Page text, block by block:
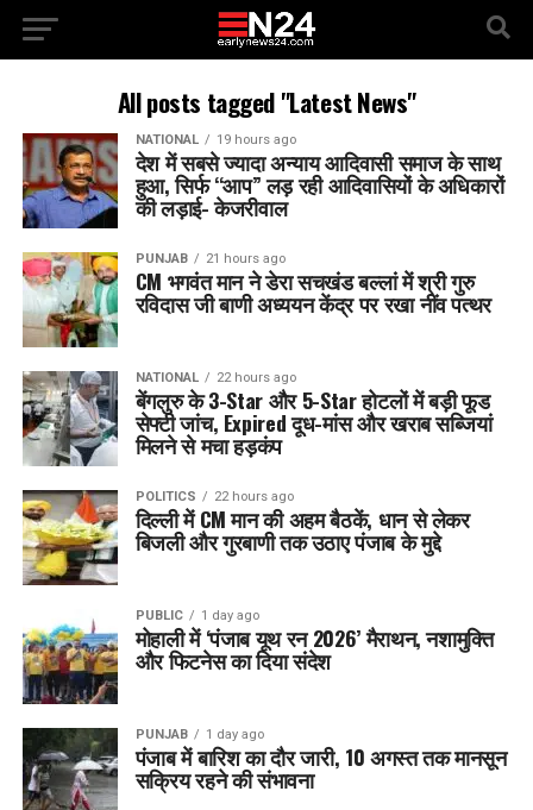
All posts tagged "Latest News"
NATIONAL 19 hours ago
देश में सबसे ज्यादा अन्याय आदिवासी समाज के साथ
हुआ, सिर्फ ‘‘आप’’ लड़ रही आदिवासियों के अधिकारों
की लड़ाई- केजरीवाल
PUNJAB 21 hours ago
CM भगवंत मान ने डेरा सचखंड बल्लां में श्री गुरु
रविदास जी बाणी अध्ययन केंद्र पर रखा नींव पत्थर
NATIONAL 22 hours ago
बेंगलुरु के 3-Star और 5-Star होटलों में बड़ी फूड
सेफ्टी जांच, Expired दूध-मांस और खराब सब्जियां
मिलने से मचा हड़कंप
POLITICS 22 hours ago
दिल्ली में CM मान की अहम बैठकें, धान से लेकर
बिजली और गुरबाणी तक उठाए पंजाब के मुद्दे
PUBLIC 1 day ago
मोहाली में ‘पंजाब यूथ रन 2026’ मैराथन, नशामुक्ति
और फिटनेस का दिया संदेश
PUNJAB 1 day ago
पंजाब में बारिश का दौर जारी, 10 अगस्त तक मानसून
सक्रिय रहने की संभावना